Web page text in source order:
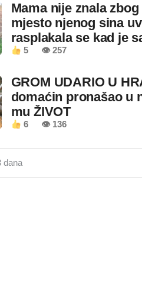
Mama nije znala
mjesto njenog sina
rasplakala se kad je
5 👁 257
GROM UDARIO U
domaćin pronašao u
mu ŽIVOT
6 👁 136
dana